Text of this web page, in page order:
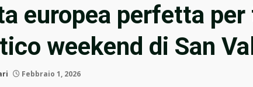
europea perfetta
weekend di San
Febbraio 1, 2026